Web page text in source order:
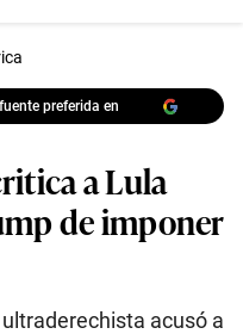
preferida en
a Lula
de imponer
acusó a